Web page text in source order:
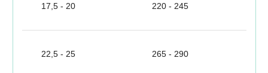
17,5 - 20 220 - 245
22,5 - 25 265 - 290